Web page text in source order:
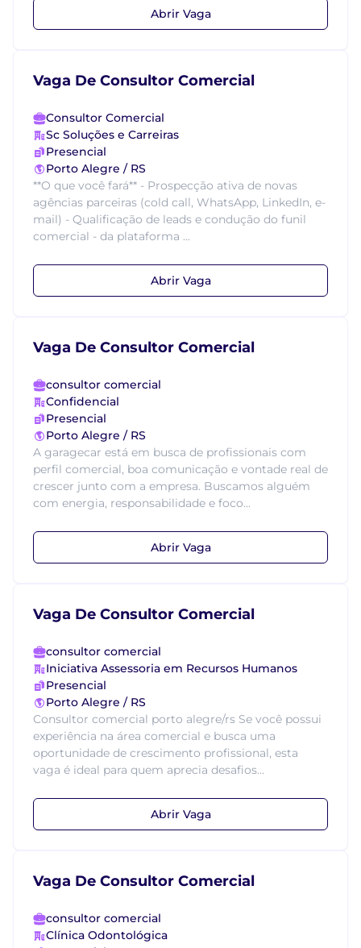
Abrir Vaga
Vaga De Consultor Comercial
Consultor Comercial
Sc Soluções e Carreiras
Presencial
Porto Alegre / RS
**O que você fará** - Prospecção ativa de novas
agências parceiras (cold call, WhatsApp, LinkedIn, e-
mail) - Qualificação de leads e condução do funil
comercial - da plataforma ...
Abrir Vaga
Vaga De Consultor Comercial
consultor comercial
Confidencial
Presencial
Porto Alegre / RS
A garagecar está em busca de profissionais com
perfil comercial, boa comunicação e vontade real de
crescer junto com a empresa. Buscamos alguém
com energia, responsabilidade e foco...
Abrir Vaga
Vaga De Consultor Comercial
consultor comercial
Iniciativa Assessoria em Recursos Humanos
Presencial
Porto Alegre / RS
Consultor comercial porto alegre/rs Se você possui
experiência na área comercial e busca uma
oportunidade de crescimento profissional, esta
vaga é ideal para quem aprecia desafios...
Abrir Vaga
Vaga De Consultor Comercial
consultor comercial
Clínica Odontológica